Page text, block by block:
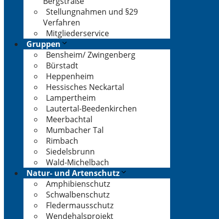
Stellungnahmen und §29
Verfahren
Mitgliederservice
Gruppen
Bensheim/ Zwingenberg
Bürstadt
Heppenheim
Hessisches Neckartal
Lampertheim
Lautertal-Beedenkirchen
Meerbachtal
Mumbacher Tal
Rimbach
Siedelsbrunn
Wald-Michelbach
Natur- und Artenschutz
Amphibienschutz
Schwalbenschutz
Fledermausschutz
Wendehalsprojekt